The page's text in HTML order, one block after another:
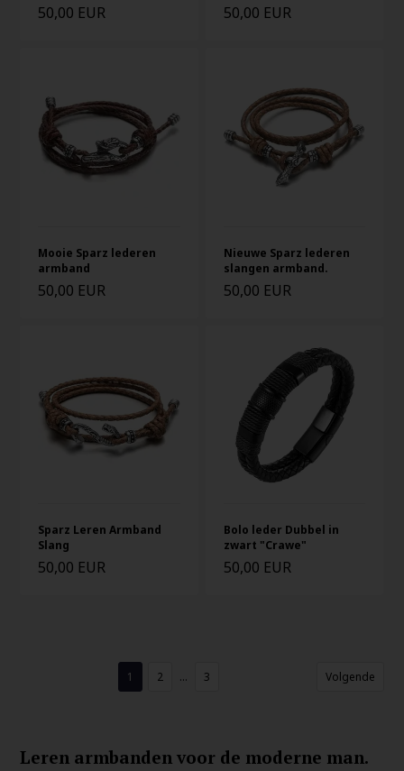
50,00 EUR 50,00 EUR
Mooie Sparz lederen
armband
50,00 EUR
Nieuwe Sparz lederen
slangen armband.
50,00 EUR
Sparz Leren Armband
Slang
50,00 EUR
Bolo leder Dubbel in
zwart "Crawe"
50,00 EUR
1 2 ... 3 Volgende
Leren armbanden voor de moderne man.